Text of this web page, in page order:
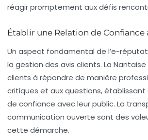
réagir promptement aux défis
Établir une Relation de Confiance
Un aspect fondamental de l’e-
la gestion des avis clients. La
clients à répondre de manière
critiques et aux questions, établissant
de confiance avec leur public. La
communication ouverte sont des
cette démarche.